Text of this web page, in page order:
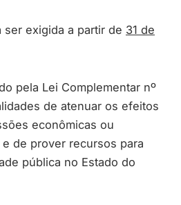
ser exigida a partir de 31 de
pela Lei Complementar nº
de atenuar os efeitos
econômicas ou
de prover recursos para
pública no Estado do